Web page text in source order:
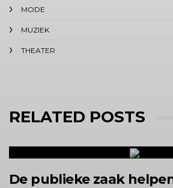
MODE
MUZIEK
THEATER
RELATED POSTS
De publieke zaak